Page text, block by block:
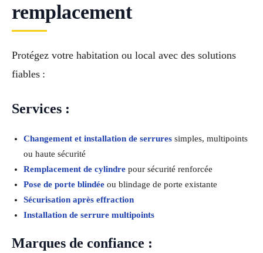
remplacement
Protégez votre habitation ou local avec des solutions
fiables :
Services :
Changement et installation de serrures simples, multipoints
ou haute sécurité
Remplacement de cylindre pour sécurité renforcée
Pose de porte blindée ou blindage de porte existante
Sécurisation après effraction
Installation de serrure multipoints
Marques de confiance :